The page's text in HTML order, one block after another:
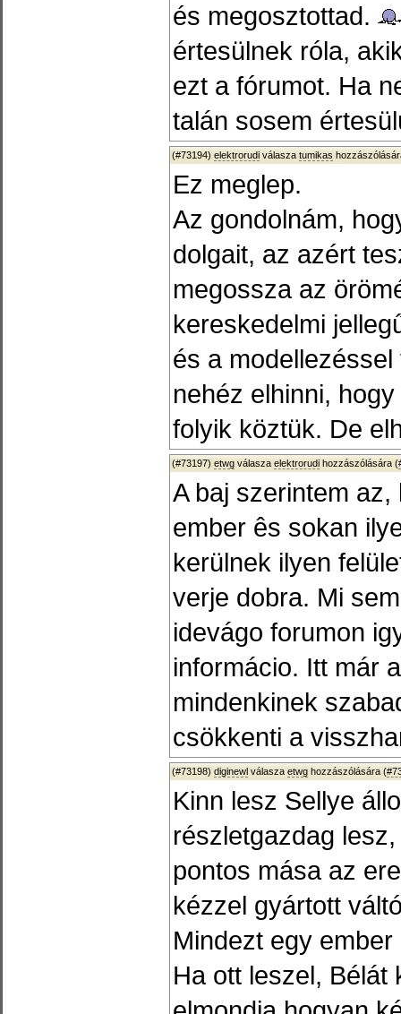
és megosztottad.
értesülnek róla,
ezt a fórumot. Ha
talán sosem
(#73194) elektrorudi válasza tumikas
Ez meglep.
Az gondolnám,
dolgait, az azért
megossza az
kereskedelmi
és a
nehéz elhinni,
folyik köztük. De
(#73197) etwg válasza elektrorudi hozzászólására (
A baj szerintem
ember ês sokan
kerülnek ilyen
verje dobra. Mi
idevágo forumon
informácio. Itt már
mindenkinek
csökkenti a
(#73198) diginewl válasza etwg hozzászólására (
Kinn lesz Sellye
részletgazdag
pontos mása az
kézzel gyártott
Mindezt egy
Ha ott leszel, Bélát